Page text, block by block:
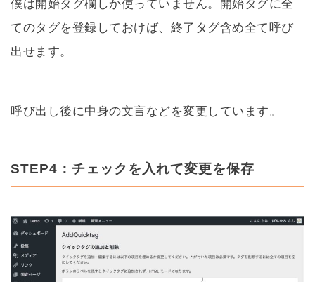
僕は開始タグ欄しか使っていません。開始タグに全
てのタグを登録しておけば、終了タグ含め全て呼び
出せます。
呼び出し後に中身の文言などを変更しています。
STEP4：チェックを入れて変更を保存